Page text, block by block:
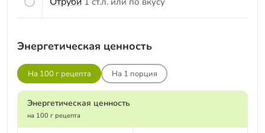
Энергетическая ценность
На 100 г рецепта На 1 порция
Энергетическая ценность
на 100 г рецепта